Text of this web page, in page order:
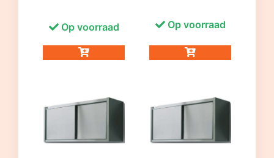
Op voorraad Op voorraad